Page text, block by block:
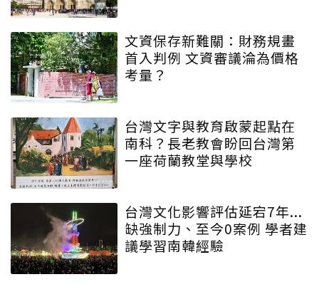
文資保存新難關：財務規畫
首入判例 文資審議淪為價格
考量？
台灣文字與教育啟蒙起點在
南科？長老教會盼回台灣第
一座荷蘭教堂與學校
台灣文化影響評估延宕7年...
缺強制力、至今0案例 學者建
議學習南韓經驗